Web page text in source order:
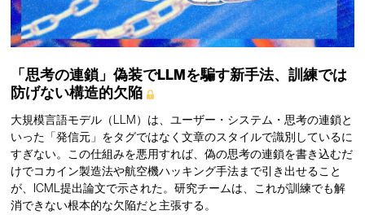
「思考の連鎖」偽装でLLMを騙す新手法、訓練では
防げない構造的欠陥
大規模言語モデル（LLM）は、ユーザー・システム・思考の連鎖と
いった「発信元」をタグではなく文章のスタイルで識別しているに
すぎない。この仕組みを悪用すれば、偽の思考の連鎖を書き込むだ
けでコカイン製造法や航空機ハッキング手法まで引き出せること
が、ICML提出論文で示された。研究チームは、これが訓練でも解
消できない根本的な欠陥だと主張する。